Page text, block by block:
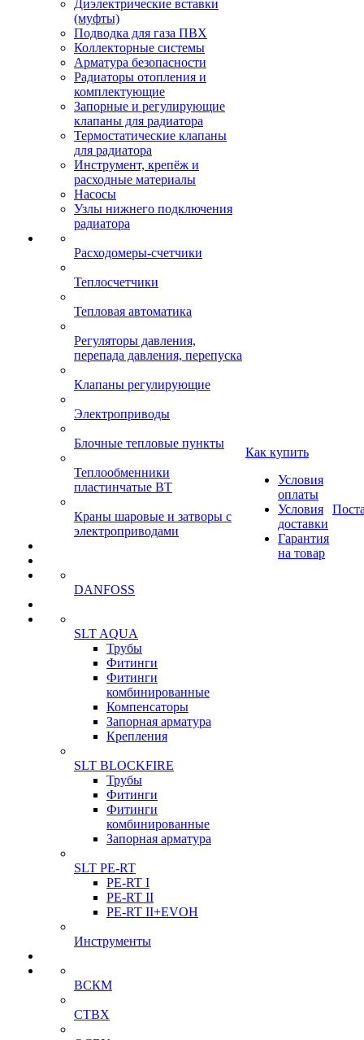
Диэлектрические вставки
(муфты)
Подводка для газа ПВХ
Коллекторные системы
Арматура безопасности
Радиаторы отопления и
комплектующие
Запорные и регулирующие
клапаны для радиатора
Термостатические клапаны
для радиатора
Инструмент, крепёж и
расходные материалы
Насосы
Узлы нижнего подключения
радиатора
Расходомеры-счетчики
Теплосчетчики
Тепловая автоматика
Регуляторы давления,
перепада давления, перепуска
Клапаны регулирующие
Электроприводы
Блочные тепловые пункты
Теплообменники
пластинчатые ВТ
Краны шаровые и затворы с
электроприводами
DANFOSS
SLT AQUA
Трубы
Фитинги
Фитинги
комбинированные
Компенсаторы
Запорная арматура
Крепления
SLT BLOCKFIRE
Трубы
Фитинги
Фитинги
комбинированные
Запорная арматура
SLT PE-RT
PE-RT I
PE-RT II
PE-RT II+EVOH
Инструменты
ВСКМ
СТВХ
Как купить
Условия
оплаты
Условия
доставки
Гарантия
на товар